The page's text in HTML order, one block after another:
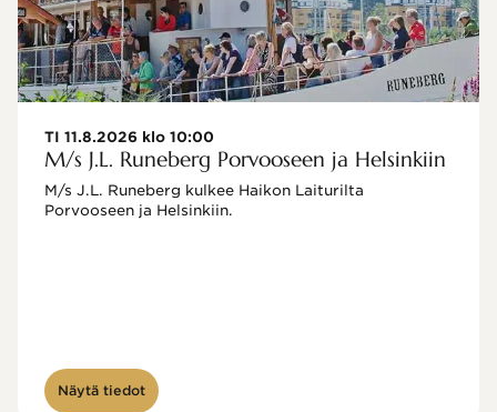
TI 11.8.2026 klo 10:00
M/s J.L. Runeberg Porvooseen ja Helsinkiin
M/s J.L. Runeberg kulkee Haikon Laiturilta
Porvooseen ja Helsinkiin.
Näytä tiedot